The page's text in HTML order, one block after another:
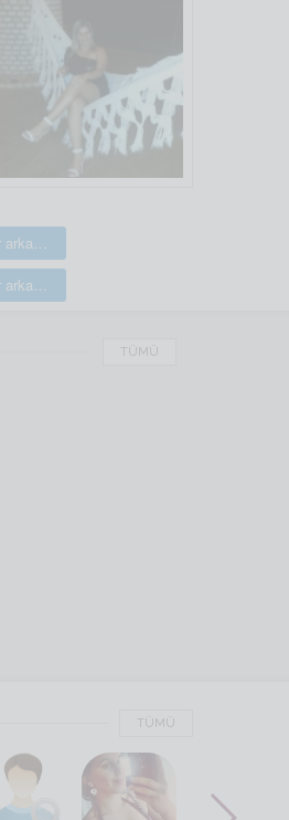
Eskişehir arkadaş arıyorum
Eskişehir arkadaşlık sitesi
TÜMÜ
TÜMÜ